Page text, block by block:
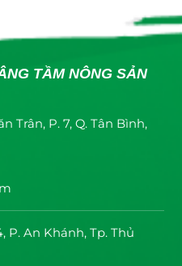
TẦM NÔNG SẢN
Trân, P. 7, Q. Tân Bình,
P. An Khánh, Tp. Thủ